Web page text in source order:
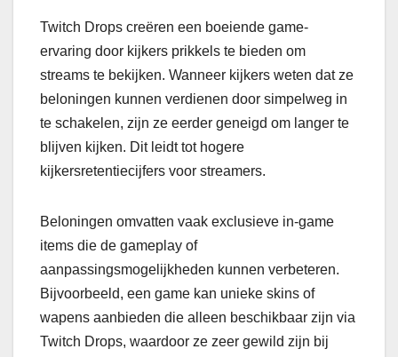
Twitch Drops creëren een boeiende game-
ervaring door kijkers prikkels te bieden om
streams te bekijken. Wanneer kijkers weten dat ze
beloningen kunnen verdienen door simpelweg in
te schakelen, zijn ze eerder geneigd om langer te
blijven kijken. Dit leidt tot hogere
kijkersretentiecijfers voor streamers.
Beloningen omvatten vaak exclusieve in-game
items die de gameplay of
aanpassingsmogelijkheden kunnen verbeteren.
Bijvoorbeeld, een game kan unieke skins of
wapens aanbieden die alleen beschikbaar zijn via
Twitch Drops, waardoor ze zeer gewild zijn bij